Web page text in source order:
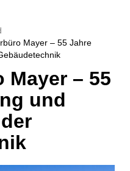
Mayer – 55 Jahre
Mayer – 55
und